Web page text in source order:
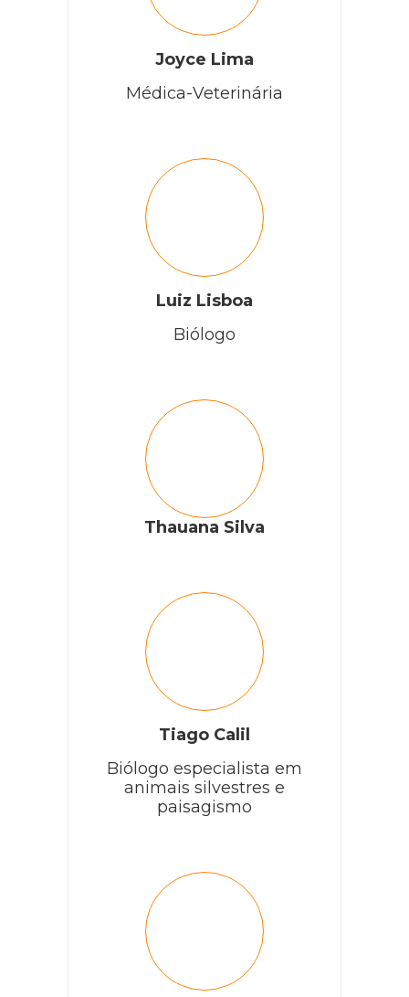
Joyce Lima
Médica-Veterinária
Luiz Lisboa
Biólogo
Thauana Silva
Tiago Calil
Biólogo especialista em
animais silvestres e
paisagismo